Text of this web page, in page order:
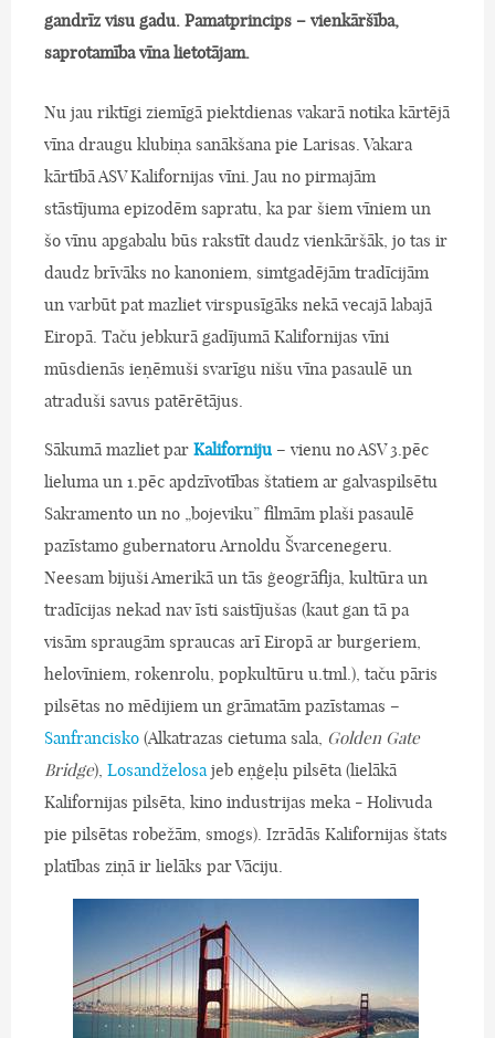
gandrīz visu gadu. Pamatprincips – vienkāršība,
saprotamība vīna lietotājam.
Nu jau riktīgi ziemīgā piektdienas vakarā notika kārtējā
vīna draugu klubiņa sanākšana pie Larisas. Vakara
kārtībā ASV Kalifornijas vīni. Jau no pirmajām
stāstījuma epizodēm sapratu, ka par šiem vīniem un
šo vīnu apgabalu būs rakstīt daudz vienkāršāk, jo tas ir
daudz brīvāks no kanoniem, simtgadējām tradīcijām
un varbūt pat mazliet virspusīgāks nekā vecajā labajā
Eiropā. Taču jebkurā gadījumā Kalifornijas vīni
mūsdienās ieņēmuši svarīgu nišu vīna pasaulē un
atraduši savus patērētājus.
Sākumā mazliet par Kaliforniju – vienu no ASV 3.pēc
lieluma un 1.pēc apdzīvotības štatiem ar galvaspilsētu
Sakramento un no „bojeviku” filmām plaši pasaulē
pazīstamo gubernatoru Arnoldu Švarcenegeru.
Neesam bijuši Amerikā un tās ģeogrāfija, kultūra un
tradīcijas nekad nav īsti saistījušas (kaut gan tā pa
visām spraugām spraucas arī Eiropā ar burgeriem,
helovīniem, rokenrolu, popkultūru u.tml.), taču pāris
pilsētas no mēdijiem un grāmatām pazīstamas –
Sanfrancisko (Alkatrazas cietuma sala, Golden Gate
Bridge), Losandželosa jeb eņģeļu pilsēta (lielākā
Kalifornijas pilsēta, kino industrijas meka - Holivuda
pie pilsētas robežām, smogs). Izrādās Kalifornijas štats
platības ziņā ir lielāks par Vāciju.